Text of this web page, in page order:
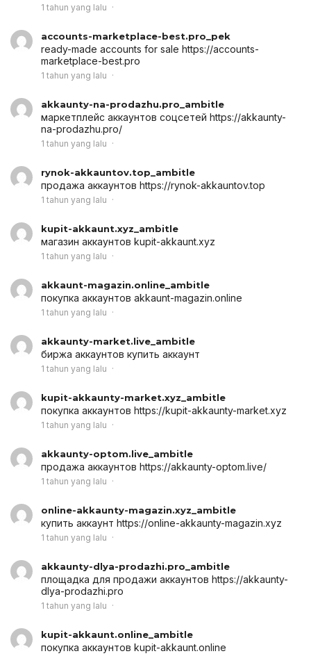
1 tahun yang lalu
accounts-marketplace-best.pro_pek
ready-made accounts for sale https://accounts-
marketplace-best.pro
1 tahun yang lalu
akkaunty-na-prodazhu.pro_ambitle
маркетплейс аккаунтов соцсетей https://akkaunty-
na-prodazhu.pro/
1 tahun yang lalu
rynok-akkauntov.top_ambitle
продажа аккаунтов https://rynok-akkauntov.top
1 tahun yang lalu
kupit-akkaunt.xyz_ambitle
магазин аккаунтов kupit-akkaunt.xyz
1 tahun yang lalu
akkaunt-magazin.online_ambitle
покупка аккаунтов akkaunt-magazin.online
1 tahun yang lalu
akkaunty-market.live_ambitle
биржа аккаунтов купить аккаунт
1 tahun yang lalu
kupit-akkaunty-market.xyz_ambitle
покупка аккаунтов https://kupit-akkaunty-market.xyz
1 tahun yang lalu
akkaunty-optom.live_ambitle
продажа аккаунтов https://akkaunty-optom.live/
1 tahun yang lalu
online-akkaunty-magazin.xyz_ambitle
купить аккаунт https://online-akkaunty-magazin.xyz
1 tahun yang lalu
akkaunty-dlya-prodazhi.pro_ambitle
площадка для продажи аккаунтов https://akkaunty-
dlya-prodazhi.pro
1 tahun yang lalu
kupit-akkaunt.online_ambitle
покупка аккаунтов kupit-akkaunt.online